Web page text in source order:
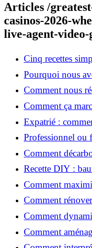
Articles /
casinos-2026-
live-agent-video-
Cinq recettes
maison
Pourquoi nous
atelier et ce que
Comment nous
3 mois au lieu de
Comment ça
même et nous
Expatrié :
et rénover votre
Professionnel ou
pour votre
Comment
la rénovation
Recette DIY :
SPF
Comment
votre rénovation ?
Comment
une maison
Comment
avec Action Cœur
Comment
âgées et obtenir